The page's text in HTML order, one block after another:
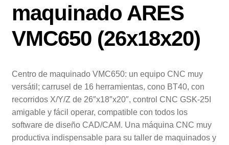
maquinado ARES
VMC650 (26x18x20)
Centro de maquinado VMC650: un equipo CNC muy
versátil; carrusel de 16 herramientas, cono BT40, con
recorridos X/Y/Z de 26″x18″x20″, control CNC GSK-25I
amigable y fácil operar, compatible con todos los
software de diseño CAD/CAM. Una máquina CNC muy
productiva indispensable para su taller de maquinados y